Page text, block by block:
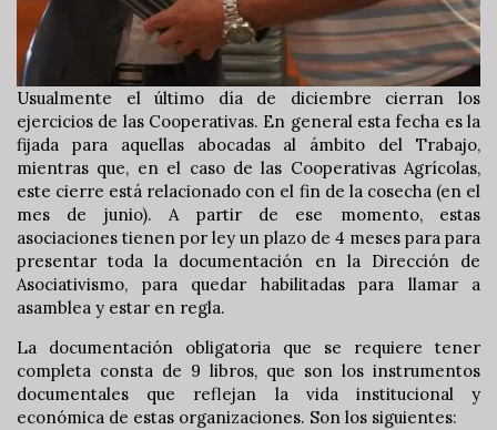
Usualmente el último día de diciembre cierran los
ejercicios de las Cooperativas. En general esta fecha es la
fijada para aquellas abocadas al ámbito del Trabajo,
mientras que, en el caso de las Cooperativas Agrícolas,
este cierre está relacionado con el fin de la cosecha (en el
mes de junio). A partir de ese momento, estas
asociaciones tienen por ley un plazo de 4 meses para para
presentar toda la documentación en la Dirección de
Asociativismo, para quedar habilitadas para llamar a
asamblea y estar en regla.
La documentación obligatoria que se requiere tener
completa consta de 9 libros, que son los instrumentos
documentales que reflejan la vida institucional y
económica de estas organizaciones. Son los siguientes: